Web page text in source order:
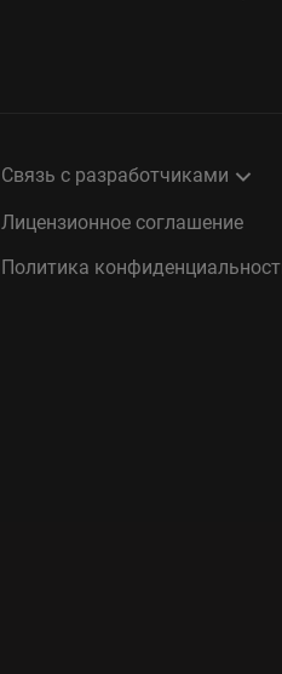
Связь с разработчиками
Лицензионное соглашение
Политика